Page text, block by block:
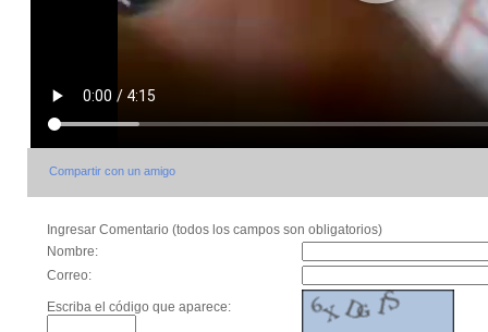
Compartir con un amigo
Ingresar Comentario (todos los campos son obligatorios)
Nombre:
Correo:
Escriba el código que aparece: